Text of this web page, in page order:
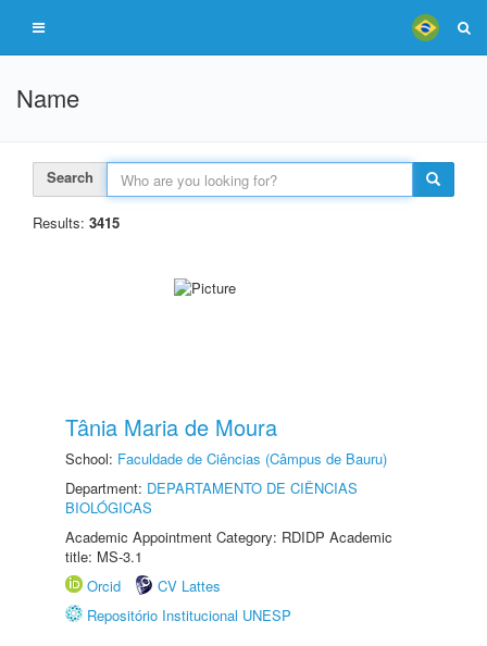
Name
Search
Results: 3415
Tânia Maria de Moura
School: Faculdade de Ciências (Câmpus de Bauru)
Department: DEPARTAMENTO DE CIÊNCIAS
BIOLÓGICAS
Academic Appointment Category: RDIDP Academic
title: MS-3.1
Orcid
CV Lattes
Repositório Institucional UNESP